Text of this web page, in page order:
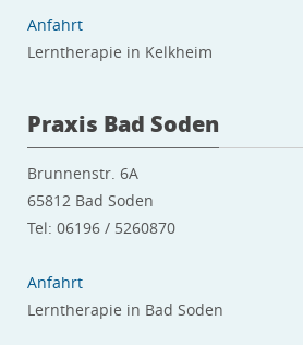
Anfahrt
Lerntherapie in Kelkheim
Praxis Bad Soden
Brunnenstr. 6A
65812 Bad Soden
Tel: 06196 / 5260870
Anfahrt
Lerntherapie in Bad Soden